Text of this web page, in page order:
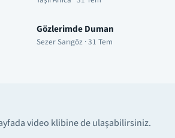
video klibine de ulaşabilirsiniz.
Gözlerimde Duman
Sezer Sarıgöz · 31 Tem